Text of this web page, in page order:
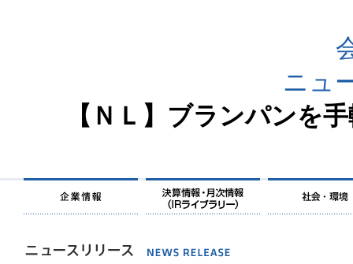
ニュ
【ＮＬ】ブランパンを